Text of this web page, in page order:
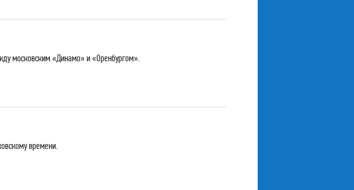
московским «Динамо» и «Оренбургом».
времени.